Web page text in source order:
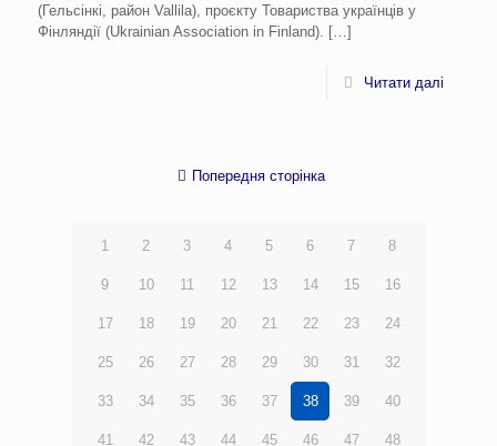
(Гельсінкі, район Vallila), проєкту Товариства українців у
Фінляндії (Ukrainian Association in Finland).
[…]
Читати далі
Попередня сторінка
1 2 3 4 5 6 7 8
9 10 11 12 13 14 15 16
17 18 19 20 21 22 23 24
25 26 27 28 29 30 31 32
33 34 35 36 37 38 39 40
41 42 43 44 45 46 47 48